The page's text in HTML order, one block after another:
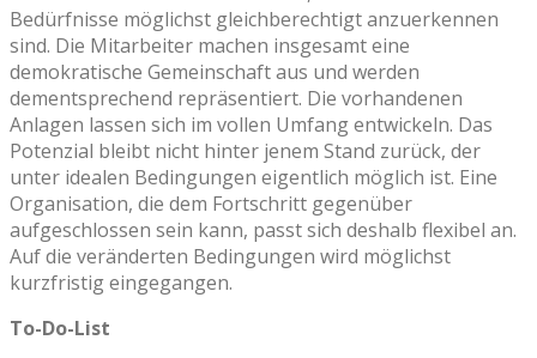
Bedürfnisse möglichst gleichberechtigt anzuerkennen
sind. Die Mitarbeiter machen insgesamt eine
demokratische Gemeinschaft aus und werden
dementsprechend repräsentiert. Die vorhandenen
Anlagen lassen sich im vollen Umfang entwickeln. Das
Potenzial bleibt nicht hinter jenem Stand zurück, der
unter idealen Bedingungen eigentlich möglich ist. Eine
Organisation, die dem Fortschritt gegenüber
aufgeschlossen sein kann, passt sich deshalb flexibel an.
Auf die veränderten Bedingungen wird möglichst
kurzfristig eingegangen.
To-Do-List